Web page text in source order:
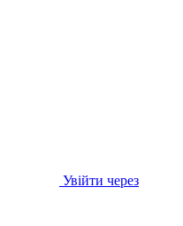
Увійти через